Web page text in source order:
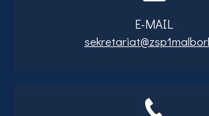
E-MAIL